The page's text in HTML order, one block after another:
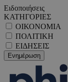
Ειδοποιήσεις
ΚΑΤΗΓΟΡΙΕΣ
ΟΙΚΟΝΟΜΙΑ
ΠΟΛΙΤΙΚΗ
ΕΙΔΗΣΕΙΣ